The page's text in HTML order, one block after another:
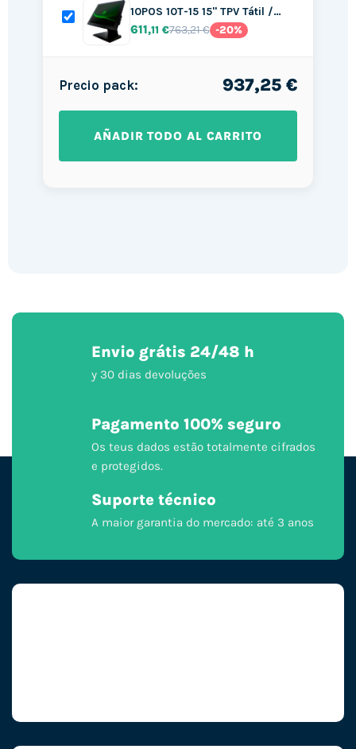
10POS 10T-15 15" TPV Tátil /…
611,11 €763,21 € -20%
Precio pack: 937,25 €
AÑADIR TODO AL CARRITO
Envio grátis 24/48 h
y 30 dias devoluções
Pagamento 100% seguro
Os teus dados estão totalmente cifrados
e protegidos.
Suporte técnico
A maior garantia do mercado: até 3 anos